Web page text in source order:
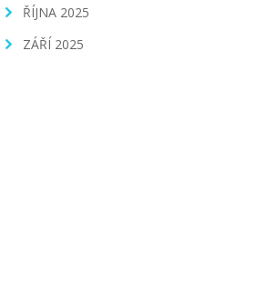
ŘÍJNA 2025
ZÁŘÍ 2025